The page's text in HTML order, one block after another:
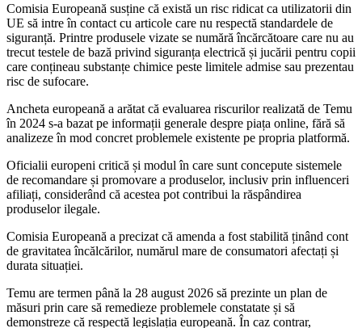
Comisia Europeană susține că există un risc ridicat ca utilizatorii din
UE să intre în contact cu articole care nu respectă standardele de
siguranță. Printre produsele vizate se numără încărcătoare care nu au
trecut testele de bază privind siguranța electrică și jucării pentru copii
care conțineau substanțe chimice peste limitele admise sau prezentau
risc de sufocare.
Ancheta europeană a arătat că evaluarea riscurilor realizată de Temu
în 2024 s-a bazat pe informații generale despre piața online, fără să
analizeze în mod concret problemele existente pe propria platformă.
Oficialii europeni critică și modul în care sunt concepute sistemele
de recomandare și promovare a produselor, inclusiv prin influenceri
afiliați, considerând că acestea pot contribui la răspândirea
produselor ilegale.
Comisia Europeană a precizat că amenda a fost stabilită ținând cont
de gravitatea încălcărilor, numărul mare de consumatori afectați și
durata situației.
Temu are termen până la 28 august 2026 să prezinte un plan de
măsuri prin care să remedieze problemele constatate și să
demonstreze că respectă legislația europeană. În caz contrar,